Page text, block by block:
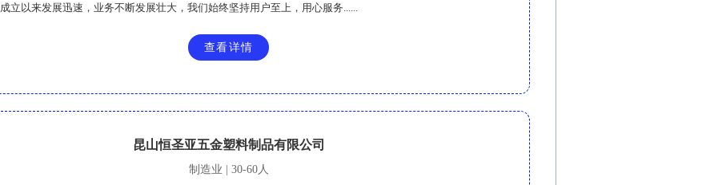
成立以来发展迅速，业务不断发展壮大，我们始终坚持用户至上，用心服务......
查看详情
昆山恒圣亚五金塑料制品有限公司
制造业 | 30-60人